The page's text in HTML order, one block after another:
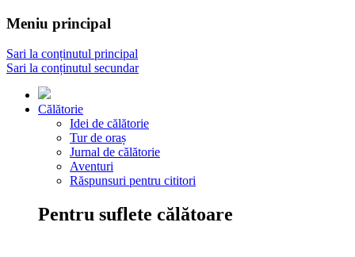
Meniu principal
Sari la conținutul principal
Sari la conținutul secundar
Călătorie
Idei de călătorie
Tur de oraș
Jurnal de călătorie
Aventuri
Răspunsuri pentru cititori
Pentru suflete călătoare